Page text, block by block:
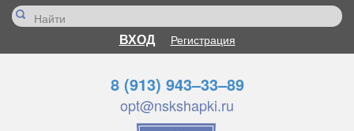
ВХОД Регистрация
8 (913) 943–33–89
opt@nskshapki.ru